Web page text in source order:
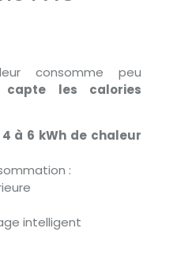
consomme peu
capte les calories
à 6 kWh de chaleur
:
intelligent